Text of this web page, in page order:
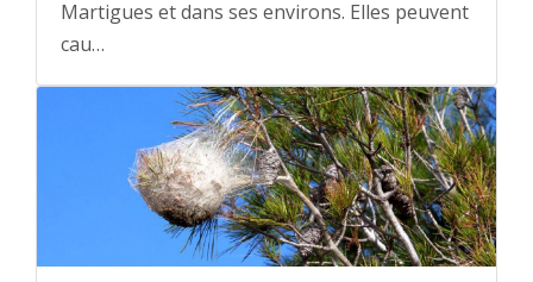
Martigues et dans ses environs. Elles peuvent
cau…